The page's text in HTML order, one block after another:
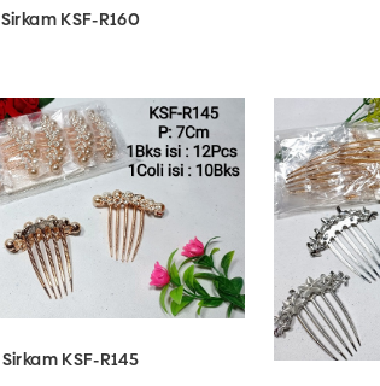
Sirkam KSF-R160
View Detail
Sirkam KSF-R145